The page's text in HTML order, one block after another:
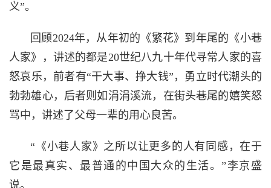
义”。
回顾2024年，从年初的《繁花》到年尾的《小巷
人家》，讲述的都是20世纪八九十年代寻常人家的喜
怒哀乐，前者有“干大事、挣大钱”，勇立时代潮头的
勃勃雄心，后者则如涓涓溪流，在街头巷尾的嬉笑怒
骂中，讲述了父母一辈的用心良苦。
“《小巷人家》之所以让更多的人有同感，在于
它是最真实、最普通的中国大众的生活。”李京盛
说。